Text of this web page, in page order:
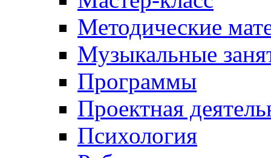
Методические
Музыкальные
Программы
Проектная
Психология